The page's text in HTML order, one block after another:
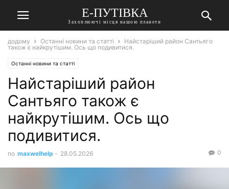
Е-ПУТІВКА
Захоплюючі місця нашою планети
додому Останні новини та статті
Найстаріший район Сантьяго
також є найкрутішим. Ось що подивитися.
Останні новини та статті
Найстаріший район
Сантьяго також є
найкрутішим. Ось що
подивитися.
по maxwelhelp - 28.05.2026 0